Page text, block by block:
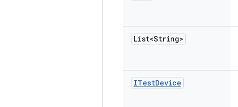
List<String>
ITestDevice